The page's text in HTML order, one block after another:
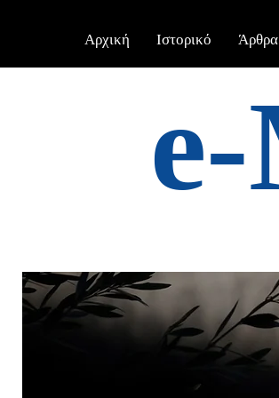
Αρχική Ιστορικό Άρθρα